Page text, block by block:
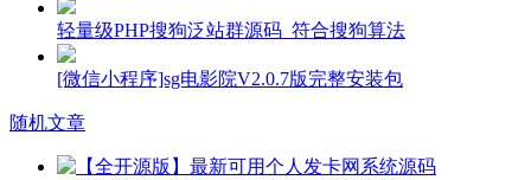
轻量级PHP搜狗泛站群源码_符合搜狗算法
[微信小程序]sg电影院V2.0.7版完整安装包
随机文章